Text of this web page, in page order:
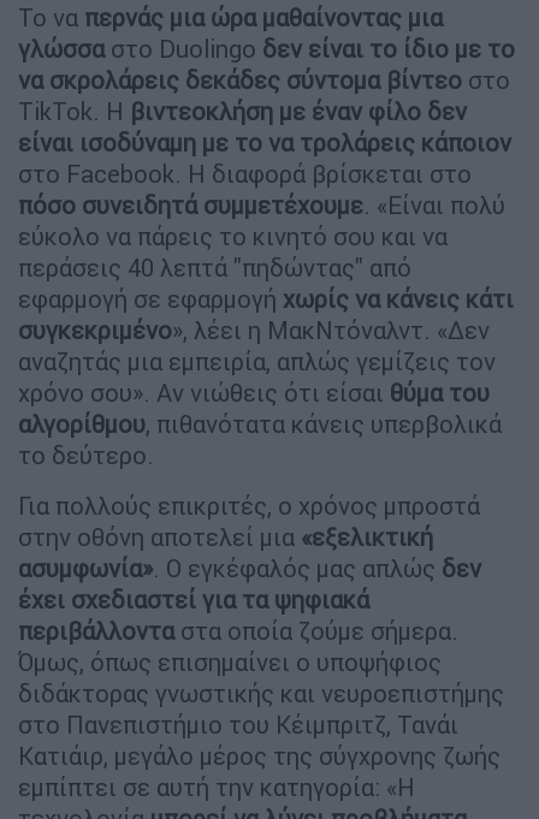
Το να περνάς μια ώρα μαθαίνοντας μια
γλώσσαστο Duolingo δεν είναι το ίδιο με το
να σκρολάρεις δεκάδες σύντομα βίντεο στο
TikTok. Η βιντεοκλήση με έναν φίλο δεν
είναι ισοδύναμη με το να τρολάρεις κάποιον
στο Facebook. Η διαφορά βρίσκεται στο
πόσο συνειδητά συμμετέχουμε. «Είναι πολύ
εύκολο να πάρεις το κινητό σου και να
περάσεις 40 λεπτά "πηδώντας" από
εφαρμογή σε εφαρμογή χωρίς να κάνεις κάτι
συγκεκριμένο», λέει η ΜακΝτόναλντ. «Δεν
αναζητάς μια εμπειρία, απλώς γεμίζεις τον
χρόνο σου». Αν νιώθεις ότι είσαι θύμα του
αλγορίθμου, πιθανότατα κάνεις υπερβολικά
το δεύτερο.
Για πολλούς επικριτές, ο χρόνος μπροστά
στην οθόνη αποτελεί μια «εξελικτική
ασυμφωνία». Ο εγκέφαλός μας απλώς δεν
έχει σχεδιαστεί για τα ψηφιακά
περιβάλλονταστα οποία ζούμε σήμερα.
Όμως, όπως επισημαίνει ο υποψήφιος
διδάκτορας γνωστικής και νευροεπιστήμης
στο Πανεπιστήμιο του Κέιμπριτζ, Τανάι
Κατιάιρ, μεγάλο μέρος της σύγχρονης ζωής
εμπίπτει σε αυτή την κατηγορία: «Η